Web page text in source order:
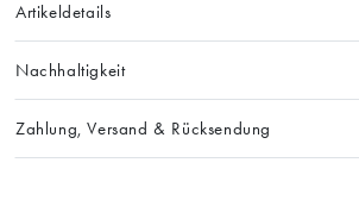
Artikeldetails
Nachhaltigkeit
Zahlung, Versand & Rücksendung